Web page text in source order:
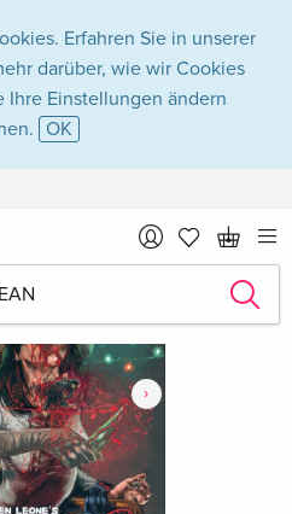
Erfahren Sie in unserer
darüber, wie wir Cookies
Ihre Einstellungen ändern
OK
›